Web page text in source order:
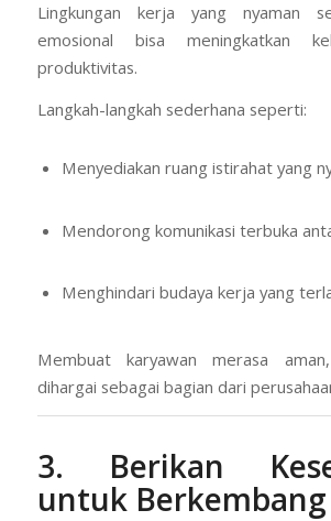
Lingkungan kerja yang nyaman
emosional bisa meningkatkan
produktivitas.
Langkah-langkah sederhana seperti:
Menyediakan ruang istirahat yang
Mendorong komunikasi terbuka
Menghindari budaya kerja yang
Membuat karyawan merasa
dihargai sebagai bagian dari
3. Berikan
untuk Berkembang